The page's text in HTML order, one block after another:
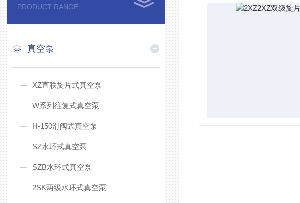
PRODUCT RANGE
真空泵
XZ直联旋片式真空泵
W系列往复式真空泵
H-150滑阀式真空泵
SZ水环式真空泵
SZB水环式真空泵
2SK两级水环式真空泵